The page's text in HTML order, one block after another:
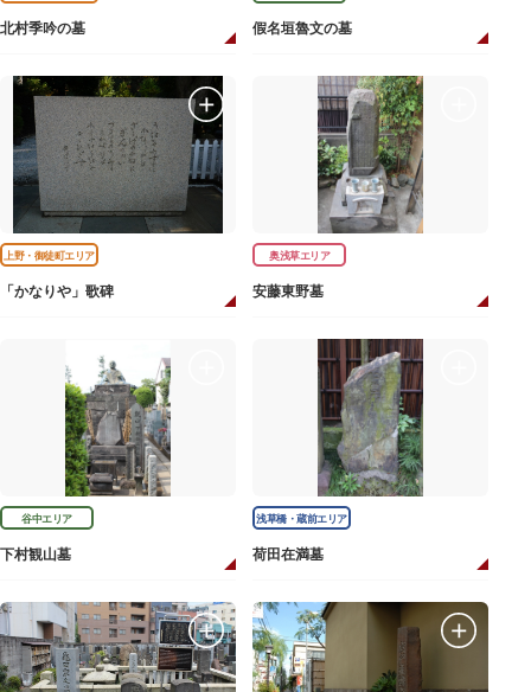
北村季吟の墓 假名垣魯文の墓
上野・御徒町エリア
「かなりや」歌碑
奥浅草エリア
安藤東野墓
谷中エリア
下村観山墓
浅草橋・蔵前エリア
荷田在満墓